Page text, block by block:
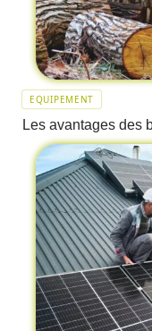
EQUIPEMENT
Les avantages des